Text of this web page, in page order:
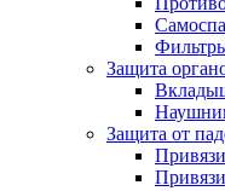
Защита
Защита от